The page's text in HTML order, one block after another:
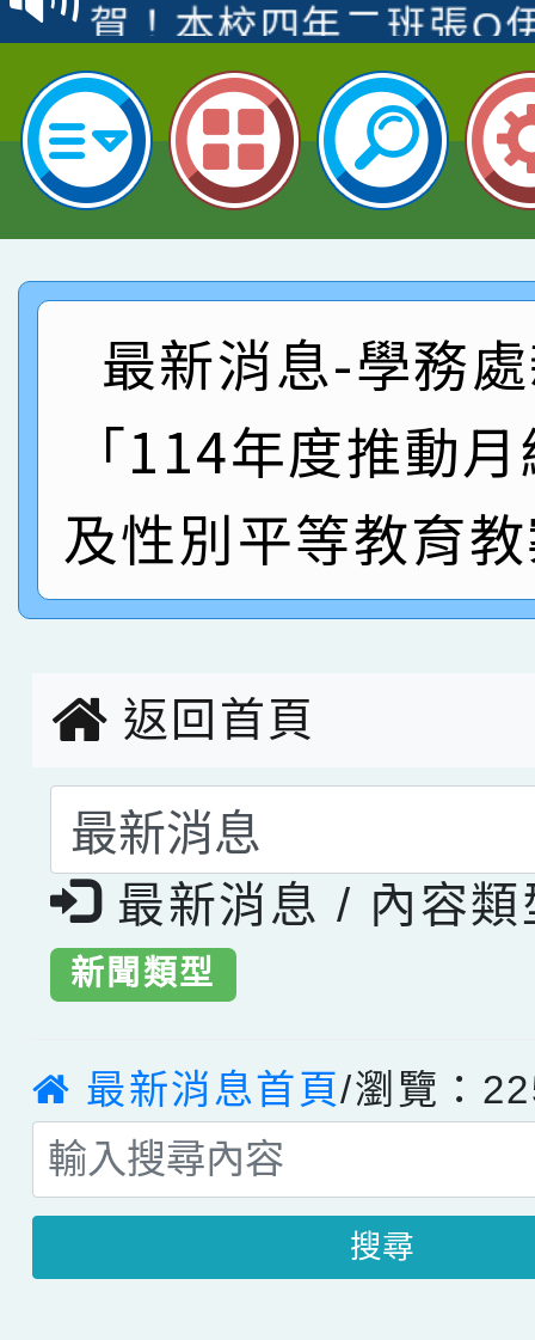
名 指導老師王老師、
園市英語競賽國小朗讀
指導老師林老師
賀！本校參加桃園市中
賽 劉文瑛教師榮獲教
臺灣台語-第二名
賀！本校參與2026世
市賽榮獲科學小創客佳
創客第三名。
賀！本校參加桃園市中
賽 洪綺君教師榮獲社
名
賀！本校阿巴斯O蜜、
倩參加桃園市科展 國
賀！本校四年二班張O
園市英語競賽國小朗讀
指導老師林老師
賀！本校參加桃園市中
賽 劉文瑛教師榮獲教
臺灣台語-第二名
賀！本校參與2026世
市賽榮獲科學小創客佳
創客第三名。
最新消息-學務
「114年度推動
及性別平等教育
返回首頁
選擇後頁面內容會更
最新消息 / 內容類
新聞類型
最新消息首頁/瀏覽：
搜尋